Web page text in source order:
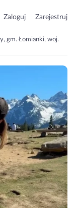
Zaloguj Zarejestruj
gm. Łomianki, woj.